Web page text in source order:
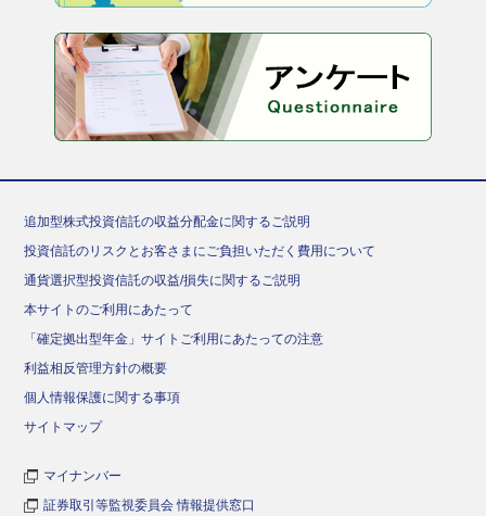
追加型株式投資信託の収益分配金に関するご説明
投資信託のリスクとお客さまにご負担いただく費用について
通貨選択型投資信託の収益/損失に関するご説明
本サイトのご利用にあたって
「確定拠出型年金」サイトご利用にあたっての注意
利益相反管理方針の概要
個人情報保護に関する事項
サイトマップ
マイナンバー
証券取引等監視委員会 情報提供窓口